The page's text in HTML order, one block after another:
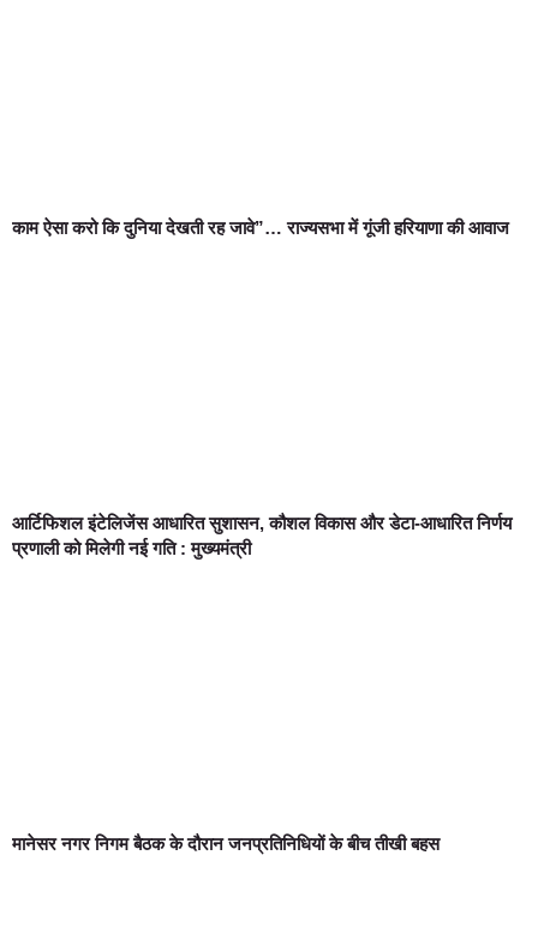
काम ऐसा करो कि दुनिया देखती रह जावे”… राज्यसभा में गूंजी हरियाणा की आवाज
आर्टिफिशल इंटेलिजेंस आधारित सुशासन, कौशल विकास और डेटा-आधारित निर्णय
प्रणाली को मिलेगी नई गति : मुख्यमंत्री
मानेसर नगर निगम बैठक के दौरान जनप्रतिनिधियों के बीच तीखी बहस